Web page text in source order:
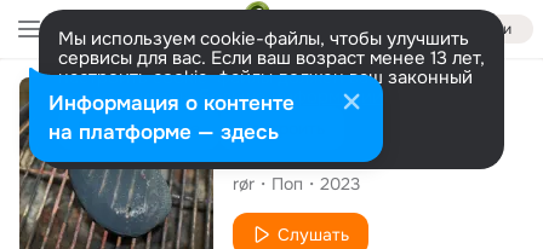
Войти
Мы используем cookie-файлы, чтобы улучшить
сервисы для вас. Если ваш возраст менее 13 лет,
настроить cookie-файлы должен ваш законный
представитель. Больше информации
Разрешить все Настроить
Сингл
bye byee
rør Поп 2023
Слушать
Информация о контенте
на платформе — здесь